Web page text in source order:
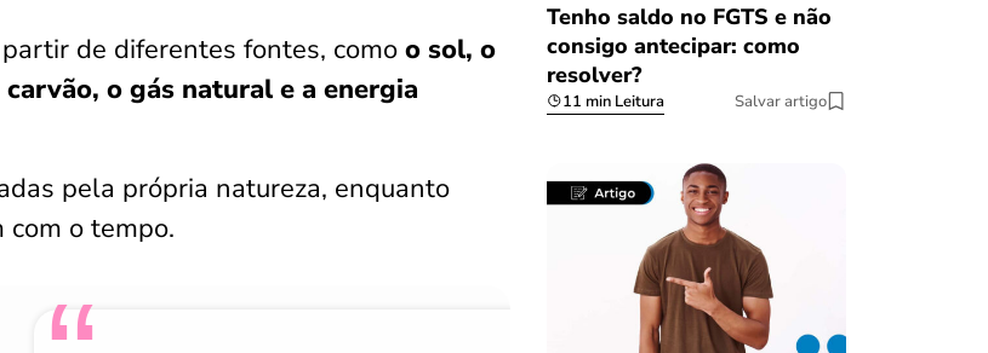
de diferentes fontes, como o sol, o
o gás natural e a energia
pela própria natureza, enquanto
o tempo.
Tenho saldo no FGTS e não
consigo antecipar: como
resolver?
11 min Leitura Salvar artigo